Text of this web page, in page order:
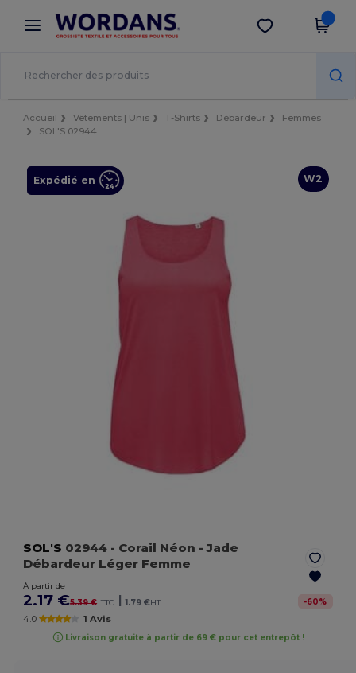
× Appli Wordans
Meilleurs prix sur l’app !
Obtenir l'appli
Accueil Vêtements | Unis T-Shirts Débardeur
Femmes
SOL'S 02944
W2
Expédié en
SOL'S 02944 - Corail Néon - Jade
Débardeur Léger Femme
À partir de
2.17 €5.39 € TTC | 1.79 €HT -60%
4.0 1 Avis
Livraison gratuite à partir de 69 € pour cet entrepôt !